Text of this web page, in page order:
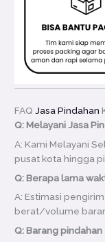
FAQ Jasa Pindahan
Q: Melayani Jasa
A: Kami Melayani
pusat kota hingga
Q: Berapa lama
A: Estimasi
berat/volume
Q: Barang